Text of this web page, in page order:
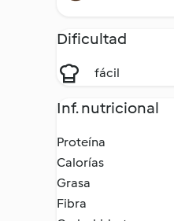
Dificultad
fácil
Inf. nutricional
Proteína
Calorías
Grasa
Fibra